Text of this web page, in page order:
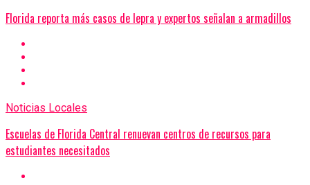
Florida reporta más casos de lepra y expertos señalan a armadillos
Noticias Locales
Escuelas de Florida Central renuevan centros de recursos para
estudiantes necesitados